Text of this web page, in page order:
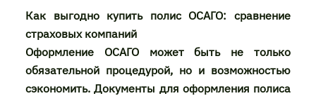
Как выгодно купить полис ОСАГО: сравнение
страховых компаний
Оформление ОСАГО может быть не только
обязательной процедурой, но и возможностью
сэкономить. Документы для оформления полиса